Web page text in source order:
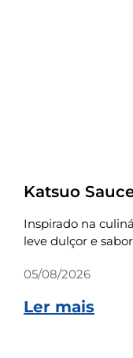
Katsuo
Inspirado na
leve dulçor e
05/08/2026
Ler mais